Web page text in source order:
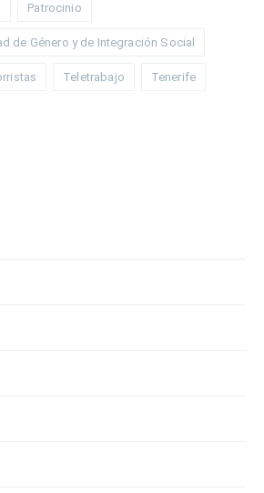
Patrocinio
de Género y de Integración Social
Teletrabajo Tenerife